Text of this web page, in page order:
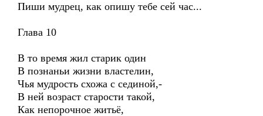
Пиши мудрец, как опишу тебе сей час...
Глава 10
В то время жил старик один
В познаньи жизни властелин,
Чья мудрость схожа с сединой,-
В ней возраст старости такой,
Как непорочное житьё,